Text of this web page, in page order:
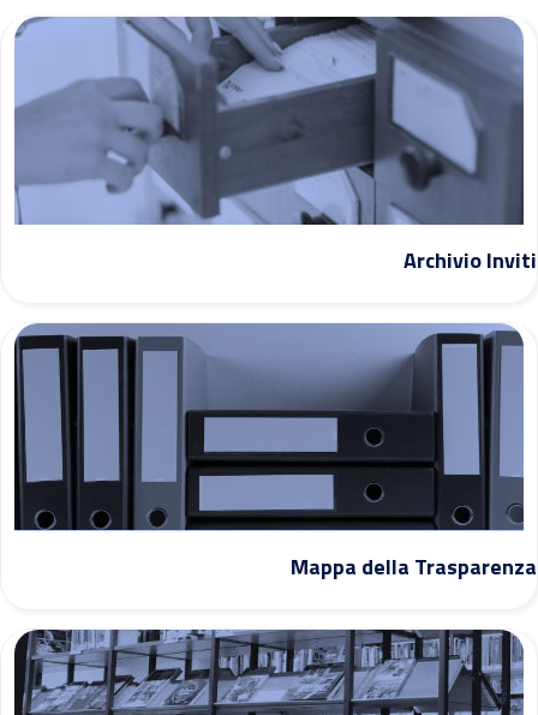
Archivio Inviti
Mappa della Trasparenza